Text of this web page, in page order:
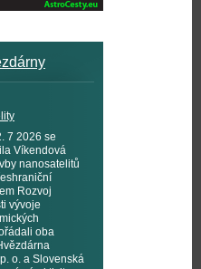
7 2026 se
Víkendová
nanosatelitů
Rozvoj
vývoje
oba
o. a Slovenská